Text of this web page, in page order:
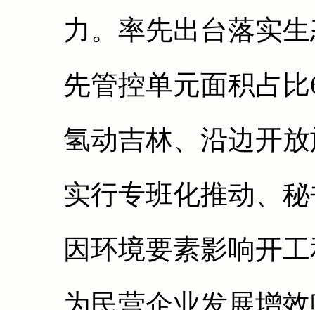
力。率先出台落实
先管控单元面积占
氢动吉林、沿边开
实行专班化推动、
因环境要素影响开